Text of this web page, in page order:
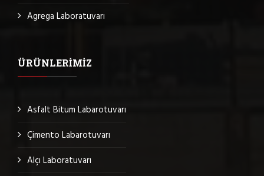
Agrega Laboratuvarı
ÜRÜNLERIMIZ
Asfalt Bitum Labarotuvarı
Çimento Labarotuvarı
Alçı Laboratuvarı